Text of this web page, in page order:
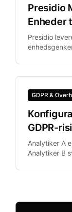
Presidio
Enheder
Presidio
for IBAN,
specifikke
GDPR &
GDPR-
Analytiker A
Analytiker B